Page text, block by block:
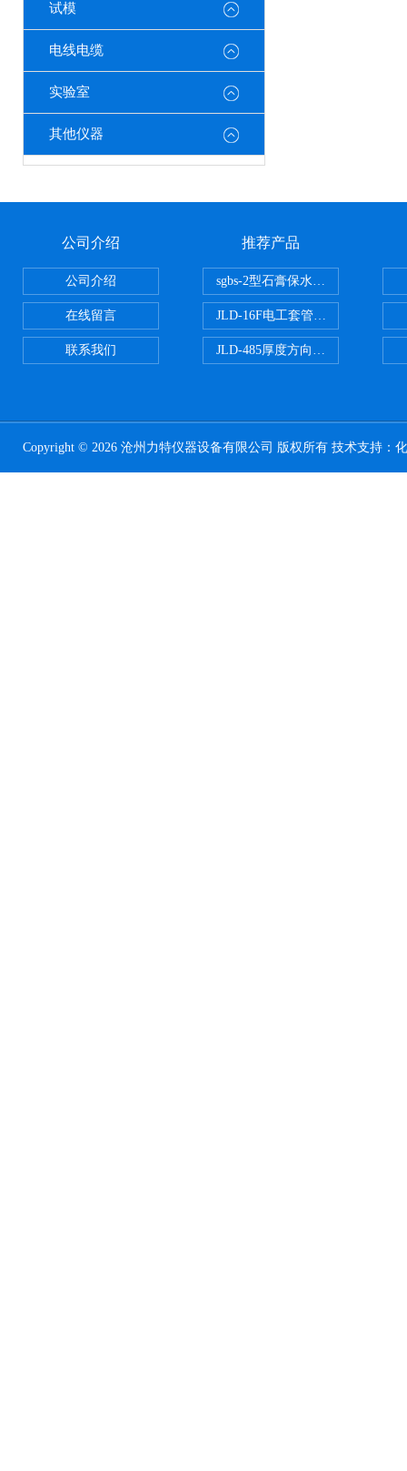
试模
电线电缆
实验室
其他仪器
公司介绍
公司介绍
在线留言
联系我们
推荐产品
sgbs-2型石膏保水率测定仪粉刷
JLD-16F电工套管恒温水浴管材
JLD-485厚度方向性钢板拉伸试验
Copyright © 2026 沧州力特仪器设备有限公司 版权所有 技术支持：